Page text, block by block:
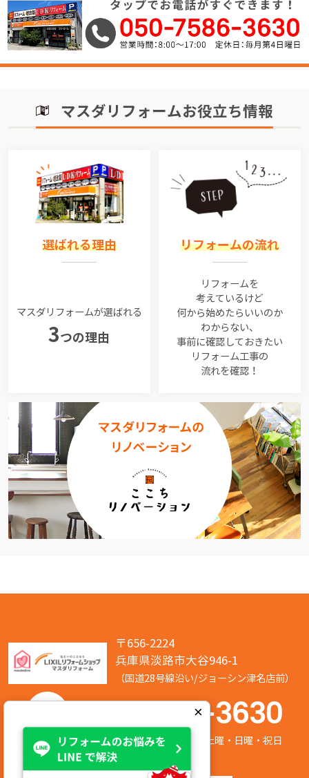
マスダリフォームお役立ち情報
選ばれる理由
マスダリフォームが選ばれる
3つの理由
リフォームの流れ
リフォームを
考えているけど
何から始めたらいいのか
わからない、
事前に確認しておきたい
リフォーム工事の
流れを確認！
〒656-2224
兵庫県淡路市大谷946-1
（国道28号線沿い/ジョーシン津名店前）
050-7586-3630
営業時間:8:00～17:00 定休日:第2/第4土曜・日曜・祝日
×